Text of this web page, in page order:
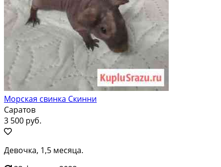
Морская свинка Скинни
Саратов
3 500 руб.
Девочка, 1,5 месяца.